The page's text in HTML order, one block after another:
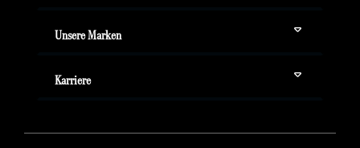
Unsere Marken
Karriere